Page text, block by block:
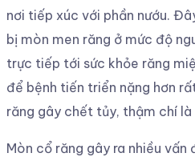
nơi tiếp xúc với phần nướu.
bị mòn men răng ở mức độ
trực tiếp tới sức khỏe răng
để bệnh tiến triển nặng hơn
răng gây chết tủy, thậm chí
Mòn cổ răng gây ra nhiều vấn